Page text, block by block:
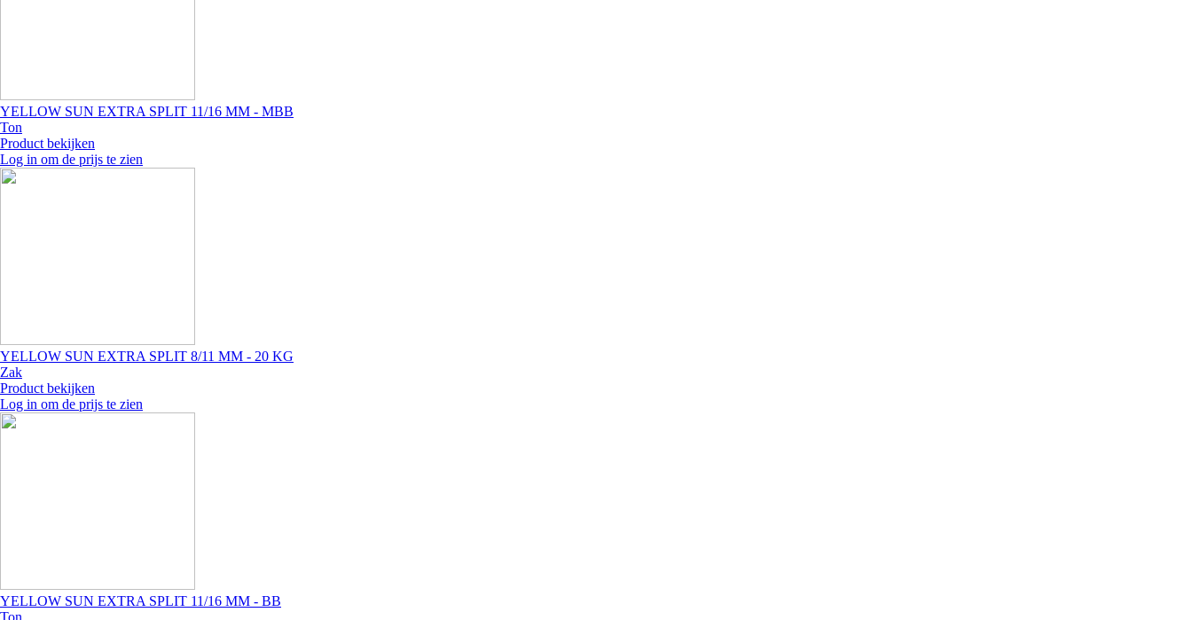
YELLOW SUN EXTRA SPLIT 11/16 MM - MBB
Ton
Product bekijken
Log in om de prijs te zien
Image
YELLOW SUN EXTRA SPLIT 8/11 MM - 20 KG
Zak
Product bekijken
Log in om de prijs te zien
Image
YELLOW SUN EXTRA SPLIT 11/16 MM - BB
Ton